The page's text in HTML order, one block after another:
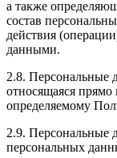
а также
состав
действия
данными.
2.8.
относящаяся
определяемому
2.9. Персональные
персональных